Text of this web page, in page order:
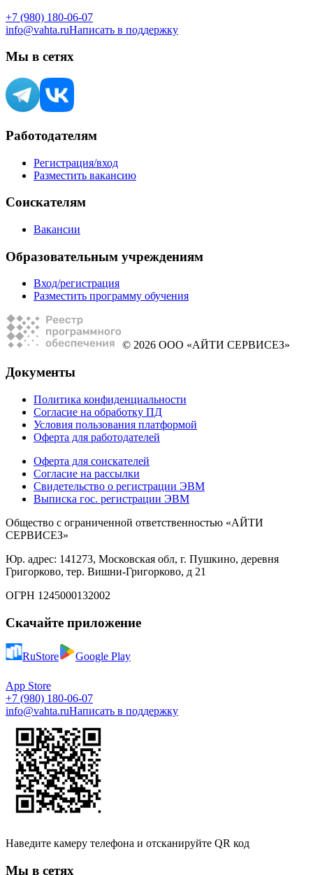
+7 (980) 180-06-07
info@vahta.ruНаписать в поддержку
Мы в сетях
Работодателям
Регистрация/вход
Разместить вакансию
Соискателям
Вакансии
Образовательным учреждениям
Вход/регистрация
Разместить программу обучения
© 2026 ООО «АЙТИ СЕРВИСЕЗ»
Документы
Политика конфиденциальности
Согласие на обработку ПД
Условия пользования платформой
Оферта для работодателей
Оферта для соискателей
Согласие на рассылки
Свидетельство о регистрации ЭВМ
Выписка гос. регистрации ЭВМ
Общество с ограниченной ответственностью «АЙТИ
СЕРВИСЕЗ»
Юр. адрес: 141273, Московская обл, г. Пушкино, деревня
Григорково, тер. Вишни-Григорково, д 21
ОГРН 1245000132002
Скачайте приложение
RuStore Google Play
App Store
+7 (980) 180-06-07
info@vahta.ruНаписать в поддержку
Наведите камеру телефона и отсканируйте QR код
Мы в сетях